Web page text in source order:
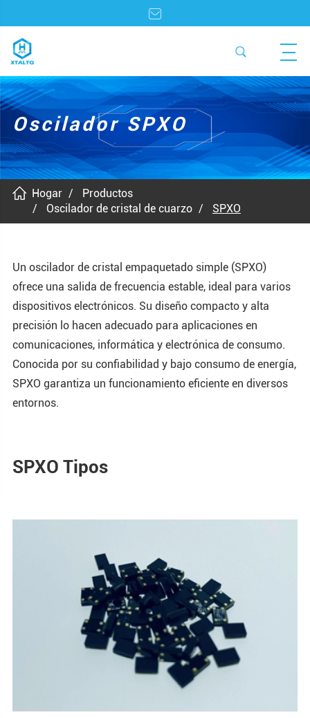
Oscilador SPXO
Hogar
Productos
Oscilador de cristal de cuarzo
SPXO
Un oscilador de cristal empaquetado simple (SPXO)
ofrece una salida de frecuencia estable, ideal para varios
dispositivos electrónicos. Su diseño compacto y alta
precisión lo hacen adecuado para aplicaciones en
comunicaciones, informática y electrónica de consumo.
Conocida por su confiabilidad y bajo consumo de energía,
SPXO garantiza un funcionamiento eficiente en diversos
entornos.
SPXO Tipos